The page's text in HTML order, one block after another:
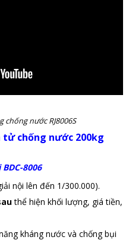
chống nước RJ8006S
chống nước 200kg
8006
nội lên đến 1/300.000).
thể hiện khối lượng, giá tiền,
kháng nước và chống bụi